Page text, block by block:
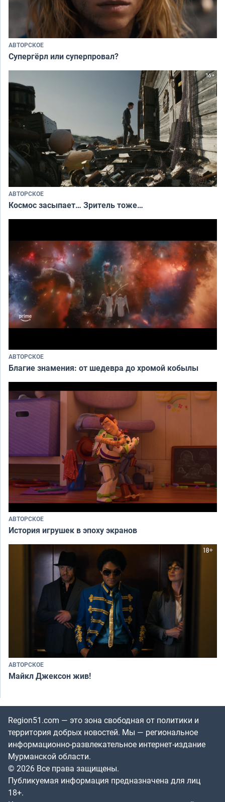
АВТОРСКОЕ
Супергёрл или суперпровал?
АВТОРСКОЕ
Космос засыпает… Зритель тоже…
АВТОРСКОЕ
Благие знамения: от шедевра до хромой кобылы
АВТОРСКОЕ
История игрушек в эпоху экранов
АВТОРСКОЕ
Майкл Джексон жив!
Region51.com — это зона свободная от политики и
территория добрых новостей. Мы — региональное
информационно-развлекательное интернет-издание
Мурманской области.
© 2026 Все права защищены.
Публикуемая информация предназначена для лиц
18+.